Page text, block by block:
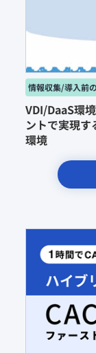
VDI/DaaS環
ントで実現
環境